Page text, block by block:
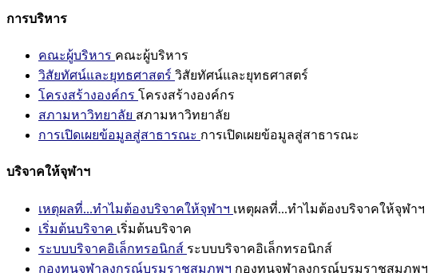
การบริหาร
คณะผู้บริหาร คณะผู้บริหาร
วิสัยทัศน์และยุทธศาสตร์ วิสัยทัศน์และยุทธศาสตร์
โครงสร้างองค์กร โครงสร้างองค์กร
สภามหาวิทยาลัย สภามหาวิทยาลัย
การเปิดเผยข้อมูลสู่สาธารณะ การเปิดเผยข้อมูลสู่สาธารณะ
บริจาคให้จุฬาฯ
เหตุผลที่...ทำไมต้องบริจาคให้จุฬาฯ เหตุผลที่...ทำไมต้องบริจาคให้จุฬาฯ
เริ่มต้นบริจาค เริ่มต้นบริจาค
ระบบบริจาคอิเล็กทรอนิกส์ ระบบบริจาคอิเล็กทรอนิกส์
กองทุนจุฬาลงกรณ์บรมราชสมภพฯ กองทุนจุฬาลงกรณ์บรมราชสมภพฯ